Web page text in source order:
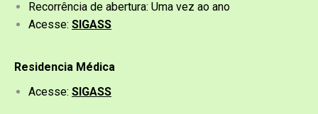
Recorrência de abertura: Uma vez ao ano
Acesse: SIGASS
Residencia Médica
Acesse: SIGASS